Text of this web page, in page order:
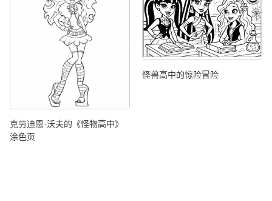
克劳迪恩·沃夫的《怪物高中》
涂色页
怪兽高中的惊险冒险